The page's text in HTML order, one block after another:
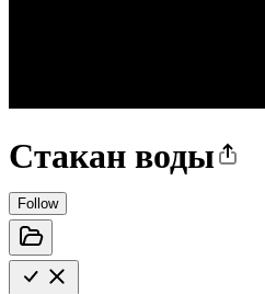
Стакан воды
Follow